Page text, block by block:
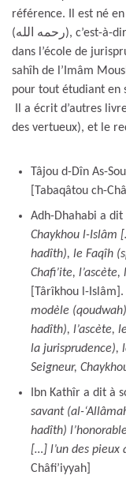
référence. Il est né
(رحمه الله), c’est-à-dire il y a plus de 750 ans. C’est un savant
dans l’école de
sahîh de l’Imâm
pour tout étudiant en
Il a écrit d’autres
des vertueux), et le
Tâjou d-Dîn As-
[Tabaqâtou ch-
Adh-Dhahabi a dit
Chaykhou l-Islâm
hadîth), le Faqîh
Chafi’ite,
[Târîkhou l-
modèle
hadîth), l’ascète,
la jurisprudence),
Seigneur,
Ibn Kathîr a dit à
savant (al-
hadîth)
[…] l’un des pieux
Châfi’iyyah]